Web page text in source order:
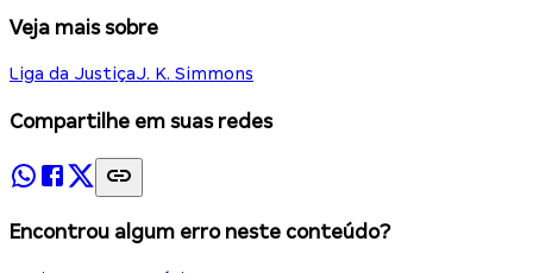
Veja mais sobre
Liga da JustiçaJ. K. Simmons
Compartilhe em suas redes
Encontrou algum erro neste conteúdo?